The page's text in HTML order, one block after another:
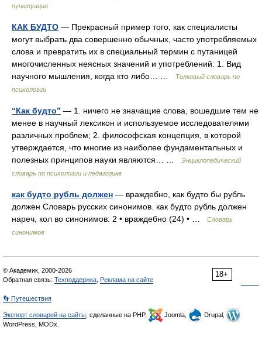
пунктуации
КАК БУДТО — Прекрасный пример того, как специалисты
могут выбрать два совершенно обычных, часто употребляемых
слова и превратить их в специальный термин с путаницей
многочисленных неясных значений и употреблений: 1. Вид
научного мышления, когда кто либо… …
Толковый словарь по
психологии
“Как будто” — 1. ничего не значащие слова, вошедшие тем не
менее в научный лексикон и используемое исследователями
различных проблем; 2. философская концепция, в которой
утверждается, что многие из наиболее фундаментальных и
полезных принципов науки являются… …
Энциклопедический
словарь по психологии и педагогике
как будто рубль должен — враждебно, как будто бы рубль
должен Словарь русских синонимов. как будто рубль должен
нареч, кол во синонимов: 2 • враждебно (24) • …
Словарь
синонимов
18+
© Академик, 2000-2026
Обратная связь: Техподдержка Реклама на сайте
👣 Путешествия
Экспорт словарей на сайты , сделанные на PHP, Joomla,
Drupal,
WordPress, MODx.